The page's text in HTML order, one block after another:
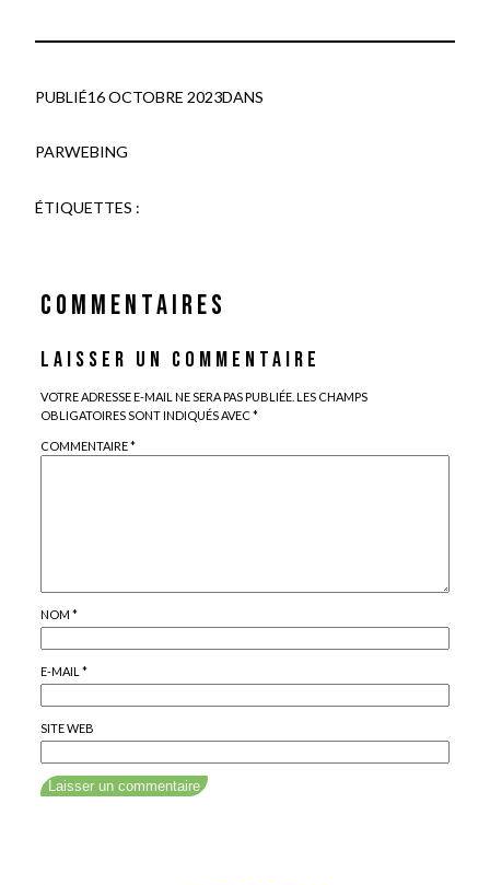
PUBLIÉ16 OCTOBRE 2023DANS
PARWEBING
ÉTIQUETTES :
COMMENTAIRES
LAISSER UN COMMENTAIRE
VOTRE ADRESSE E-MAIL NE SERA PAS PUBLIÉE. LES CHAMPS
OBLIGATOIRES SONT INDIQUÉS AVEC*
COMMENTAIRE*
NOM *
E-MAIL *
SITE WEB